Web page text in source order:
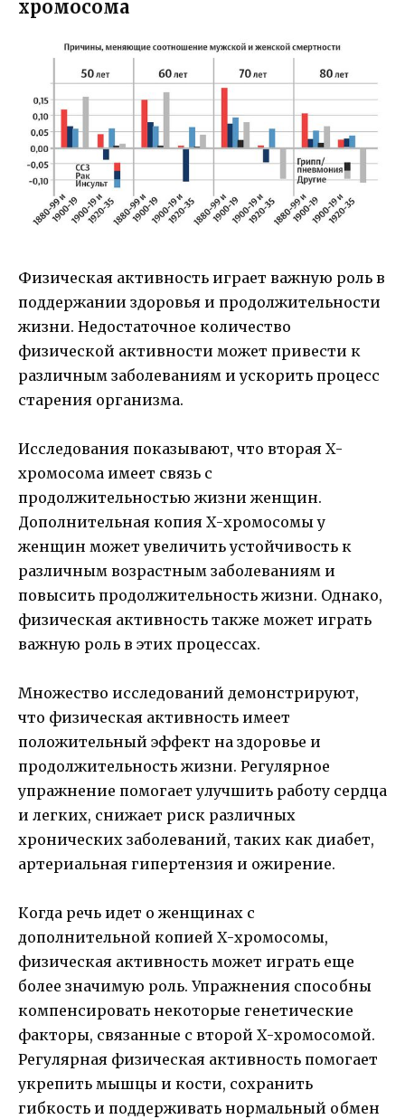
хромосома
Физическая активность играет важную роль в
поддержании здоровья и продолжительности
жизни. Недостаточное количество
физической активности может привести к
различным заболеваниям и ускорить процесс
старения организма.
Исследования показывают, что вторая Х-
хромосома имеет связь с
продолжительностью жизни женщин.
Дополнительная копия Х-хромосомы у
женщин может увеличить устойчивость к
различным возрастным заболеваниям и
повысить продолжительность жизни. Однако,
физическая активность также может играть
важную роль в этих процессах.
Множество исследований демонстрируют,
что физическая активность имеет
положительный эффект на здоровье и
продолжительность жизни. Регулярное
упражнение помогает улучшить работу сердца
и легких, снижает риск различных
хронических заболеваний, таких как диабет,
артериальная гипертензия и ожирение.
Когда речь идет о женщинах с
дополнительной копией Х-хромосомы,
физическая активность может играть еще
более значимую роль. Упражнения способны
компенсировать некоторые генетические
факторы, связанные с второй Х-хромосомой.
Регулярная физическая активность помогает
укрепить мышцы и кости, сохранить
гибкость и поддерживать нормальный обмен